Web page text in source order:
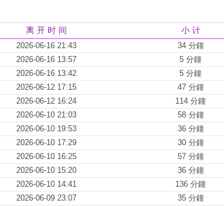
离 开 时 间 小 计
2026-06-16 21:43
34 分鐘
2026-06-16 13:57
5 分鐘
2026-06-16 13:42
5 分鐘
2026-06-12 17:15
47 分鐘
2026-06-12 16:24
114 分鐘
2026-06-10 21:03
58 分鐘
2026-06-10 19:53
36 分鐘
2026-06-10 17:29
30 分鐘
2026-06-10 16:25
57 分鐘
2026-06-10 15:20
36 分鐘
2026-06-10 14:41
136 分鐘
2026-06-09 23:07 35 分鐘